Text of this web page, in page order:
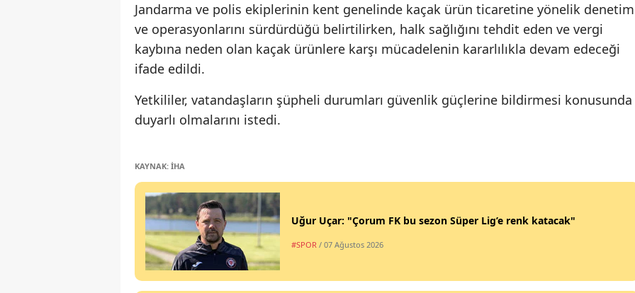
Jandarma ve polis ekiplerinin kent genelinde kaçak ürün ticaretine yönelik denetim
ve operasyonlarını sürdürdüğü belirtilirken, halk sağlığını tehdit eden ve vergi
kaybına neden olan kaçak ürünlere karşı mücadelenin kararlılıkla devam edeceği
ifade edildi.
Yetkililer, vatandaşların şüpheli durumları güvenlik güçlerine bildirmesi konusunda
duyarlı olmalarını istedi.
KAYNAK: İHA
Uğur Uçar: "Çorum FK bu sezon Süper Lig’e renk katacak"
#SPOR / 07 Ağustos 2026